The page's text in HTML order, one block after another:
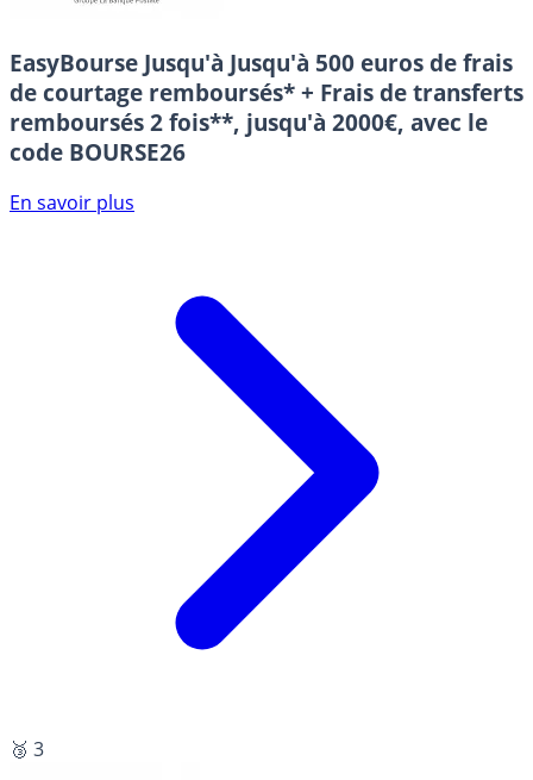
EasyBourse Jusqu'à Jusqu'à 500 euros de frais
de courtage remboursés* + Frais de transferts
remboursés 2 fois**, jusqu'à 2000€, avec le
code BOURSE26
En savoir plus
🥉 3